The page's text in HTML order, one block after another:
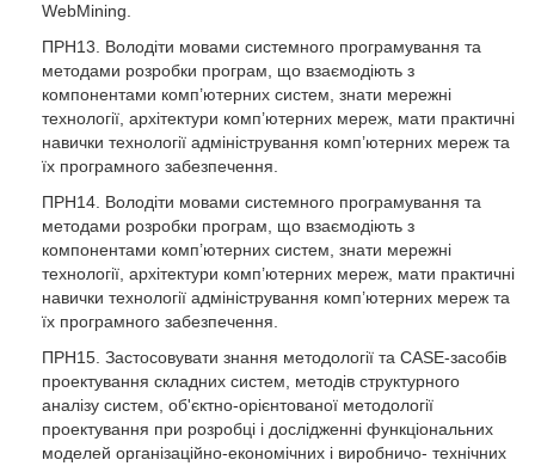
WebMining.
ПРН13. Володіти мовами системного програмування та
методами розробки програм, що взаємодіють з
компонентами комп’ютерних систем, знати мережні
технології, архітектури комп’ютерних мереж, мати практичні
навички технології адміністрування комп’ютерних мереж та
їх програмного забезпечення.
ПРН14. Володіти мовами системного програмування та
методами розробки програм, що взаємодіють з
компонентами комп’ютерних систем, знати мережні
технології, архітектури комп’ютерних мереж, мати практичні
навички технології адміністрування комп’ютерних мереж та
їх програмного забезпечення.
ПРН15. Застосовувати знання методології та CASE-засобів
проектування складних систем, методів структурного
аналізу систем, об'єктно-орієнтованої методології
проектування при розробці і дослідженні функціональних
моделей організаційно-економічних і виробничо- технічних